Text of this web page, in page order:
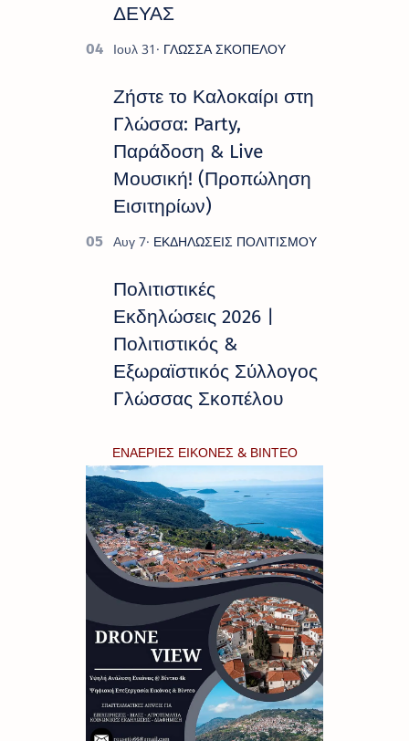
ΔΕΥΑΣ
Ζήστε το Καλοκαίρι στη
Γλώσσα: Party,
Παράδοση & Live
Μουσική! (Προπώληση
Εισιτηρίων)
Πολιτιστικές
Εκδηλώσεις 2026 |
Πολιτιστικός &
Εξωραϊστικός Σύλλογος
Γλώσσας Σκοπέλου
ΕΝΑΕΡΙΕΣ ΕΙΚΟΝΕΣ & ΒΙΝΤΕΟ